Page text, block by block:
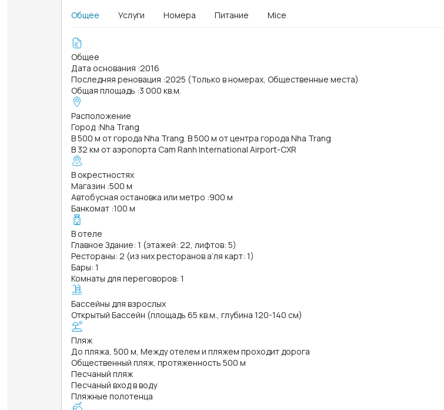
Общее Услуги Номера Питание Mice
Общее
Дата основания :2016
Последняя реновация :2025 (Только в номерах, Общественные места)
Общая площадь :3 000 кв.м.
Расположение
Город :Nha Trang
В 500 м от города Nha Trang. В 500 м от центра города Nha Trang
В 32 км от аэропорта Cam Ranh International Airport-CXR
В окрестностях
Магазин :500 м
Автобусная остановка или метро :900 м
Банкомат :100 м
В отеле
Главное Здание: 1 (этажей: 22, лифтов: 5)
Рестораны: 2 (из них ресторанов а’ля карт: 1)
Бары: 1
Комнаты для переговоров: 1
Бассейны для взрослых
Открытый Бассейн (площадь 65 кв.м., глубина 120-140 см)
Пляж
До пляжа, 500 м, Между отелем и пляжем проходит дорога
Общественный пляж, протяженность 500 м
Песчаный пляж
Песчаный вход в воду
Пляжные полотенца